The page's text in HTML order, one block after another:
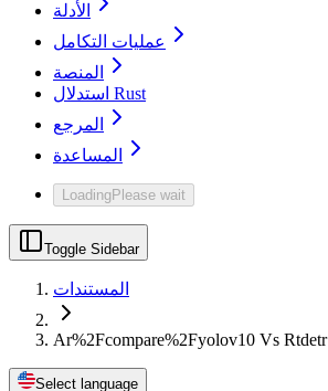
الأدلة
عمليات التكامل
المنصة
استدلال Rust
المرجع
المساعدة
LoadingPlease wait
Toggle Sidebar
المستندات
Ar%2Fcompare%2Fyolov10 Vs Rtdetr
Select language